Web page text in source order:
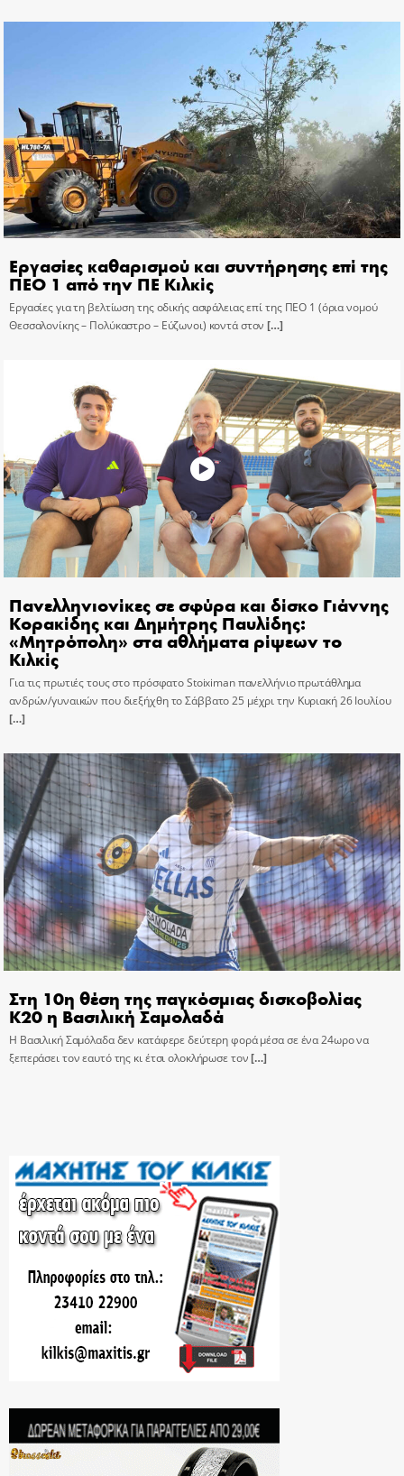
Εργασίες καθαρισμού και συντήρησης επί της
ΠΕΟ 1 από την ΠΕ Κιλκίς
Εργασίες για τη βελτίωση της οδικής ασφάλειας επί της ΠΕΟ 1 (όρια νομού
Θεσσαλονίκης – Πολύκαστρο – Εύζωνοι) κοντά στον […]
Πανελληνιονίκες σε σφύρα και δίσκο Γιάννης
Κορακίδης και Δημήτρης Παυλίδης:
«Μητρόπολη» στα αθλήματα ρίψεων το
Κιλκίς
Για τις πρωτιές τους στο πρόσφατο Stoiximan πανελλήνιο πρωτάθλημα
ανδρών/γυναικών που διεξήχθη το Σάββατο 25 μέχρι την Κυριακή 26 Ιουλίου
[…]
Στη 10η θέση της παγκόσμιας δισκοβολίας
Κ20 η Βασιλική Σαμολαδά
Η Βασιλική Σαμόλαδα δεν κατάφερε δεύτερη φορά μέσα σε ένα 24ωρο να
ξεπεράσει τον εαυτό της κι έτσι ολοκλήρωσε τον[…]